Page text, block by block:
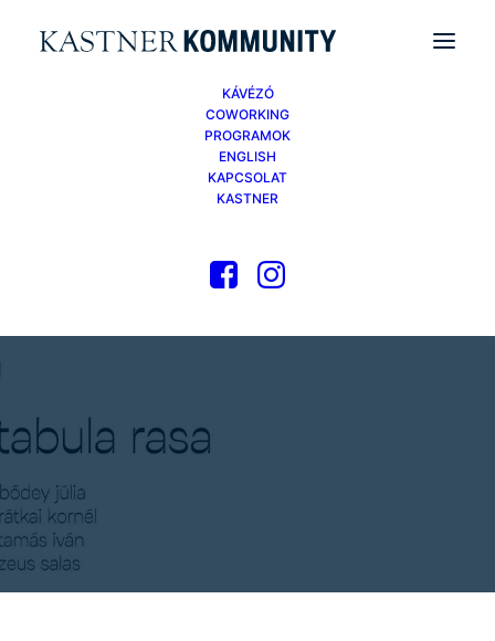
KÁVÉZÓ
COWORKING
PROGRAMOK
ENGLISH
KAPCSOLAT
KASTNER